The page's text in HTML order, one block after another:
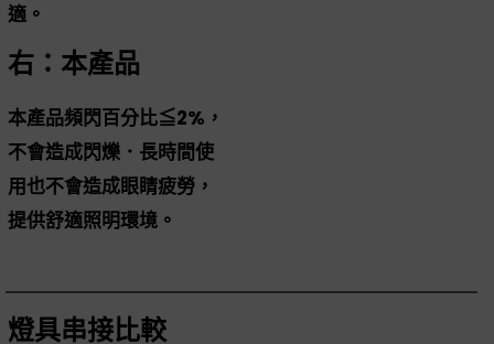
適。
右：本產品
本產品頻閃百分比≦2%，
不會造成閃爍．長時間使
用也不會造成眼睛疲勞，
提供舒適照明環境。
燈具串接比較